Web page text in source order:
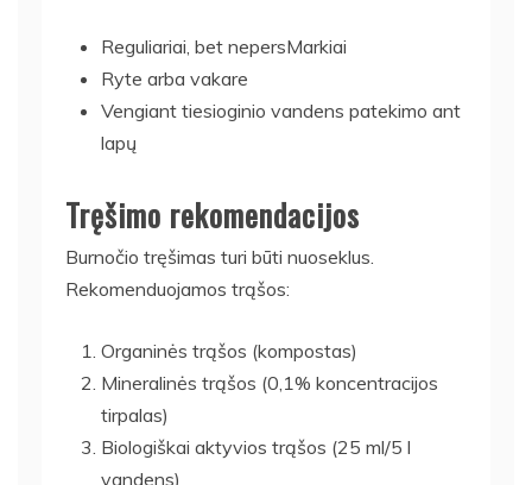
Reguliariai, bet nepersMarkiai
Ryte arba vakare
Vengiant tiesioginio vandens patekimo ant
lapų
Tręšimo rekomendacijos
Burnočio tręšimas turi būti nuoseklus.
Rekomenduojamos trąšos:
Organinės trąšos (kompostas)
Mineralinės trąšos (0,1% koncentracijos
tirpalas)
Biologiškai aktyvios trąšos (25 ml/5 l
vandens)